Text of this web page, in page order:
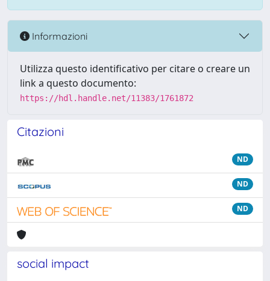
Informazioni
Utilizza questo identificativo per citare o creare un
link a questo documento:
https://hdl.handle.net/11383/1761872
Citazioni
ND
ND
ND
social impact